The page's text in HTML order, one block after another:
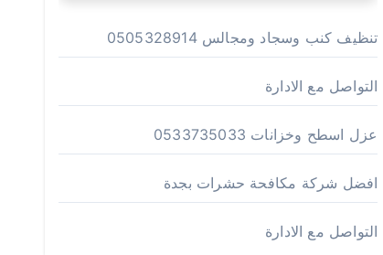
تنظيف كنب وسجاد ومجالس 0505328914
التواصل مع الادارة
عزل اسطح وخزانات 0533735033
افضل شركة مكافحة حشرات بجدة
التواصل مع الادارة